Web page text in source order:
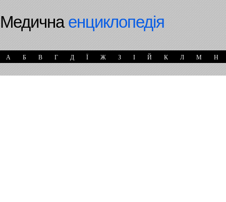
Медичнаенциклопедія
А Б В Г Д Ї Ж З І Й К Л М Н